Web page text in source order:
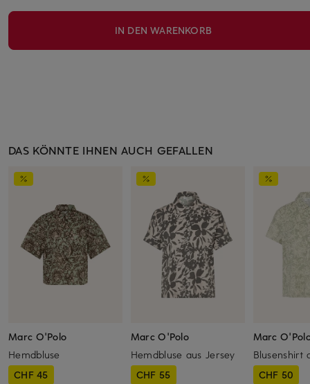
IN DEN WARENKORB
DAS KÖNNTE IHNEN AUCH GEFALLEN
Marc O'Polo
Hemdbluse
CHF 45
Marc O'Polo
Hemdbluse aus Jersey
CHF 55
Marc
Blusenshirt
CHF 50